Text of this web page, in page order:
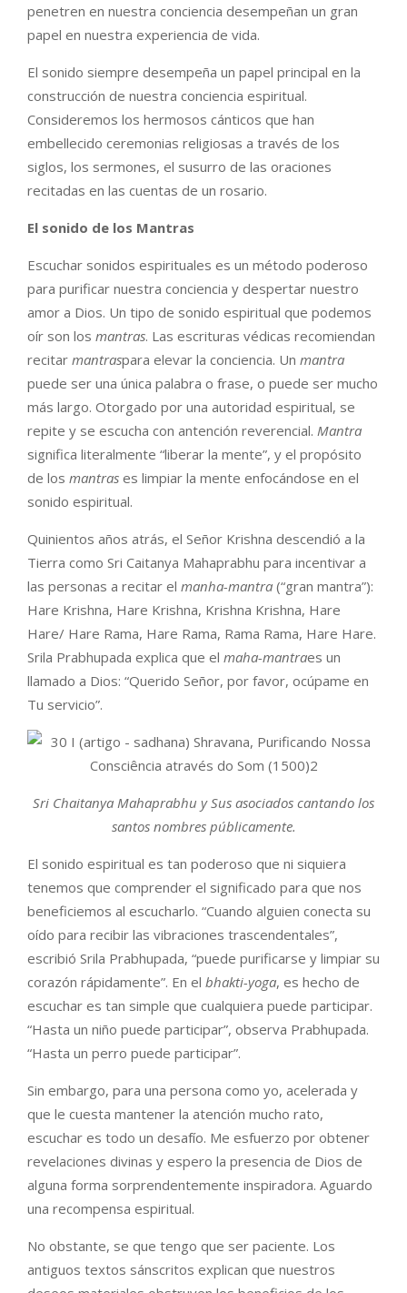
penetren en nuestra conciencia desempeñan un gran
papel en nuestra experiencia de vida.
El sonido siempre desempeña un papel principal en la
construcción de nuestra conciencia espiritual.
Consideremos los hermosos cánticos que han
embellecido ceremonias religiosas a través de los
siglos, los sermones, el susurro de las oraciones
recitadas en las cuentas de un rosario.
El sonido de los Mantras
Escuchar sonidos espirituales es un método poderoso
para purificar nuestra conciencia y despertar nuestro
amor a Dios. Un tipo de sonido espiritual que podemos
oír son los mantras. Las escrituras védicas recomiendan
recitar mantraspara elevar la conciencia. Un mantra
puede ser una única palabra o frase, o puede ser mucho
más largo. Otorgado por una autoridad espiritual, se
repite y se escucha con antención reverencial. Mantra
significa literalmente “liberar la mente”, y el propósito
de los mantras es limpiar la mente enfocándose en el
sonido espiritual.
Quinientos años atrás, el Señor Krishna descendió a la
Tierra como Sri Caitanya Mahaprabhu para incentivar a
las personas a recitar el manha-mantra (“gran mantra”):
Hare Krishna, Hare Krishna, Krishna Krishna, Hare
Hare/ Hare Rama, Hare Rama, Rama Rama, Hare Hare.
Srila Prabhupada explica que el maha-mantraes un
llamado a Dios: “Querido Señor, por favor, ocúpame en
Tu servicio”.
Sri Chaitanya Mahaprabhu y Sus asociados cantando los
santos nombres públicamente.
El sonido espiritual es tan poderoso que ni siquiera
tenemos que comprender el significado para que nos
beneficiemos al escucharlo. “Cuando alguien conecta su
oído para recibir las vibraciones trascendentales”,
escribió Srila Prabhupada, “puede purificarse y limpiar su
corazón rápidamente”. En el bhakti-yoga, es hecho de
escuchar es tan simple que cualquiera puede participar.
“Hasta un niño puede participar”, observa Prabhupada.
“Hasta un perro puede participar”.
Sin embargo, para una persona como yo, acelerada y
que le cuesta mantener la atención mucho rato,
escuchar es todo un desafío. Me esfuerzo por obtener
revelaciones divinas y espero la presencia de Dios de
alguna forma sorprendentemente inspiradora. Aguardo
una recompensa espiritual.
No obstante, se que tengo que ser paciente. Los
antiguos textos sánscritos explican que nuestros